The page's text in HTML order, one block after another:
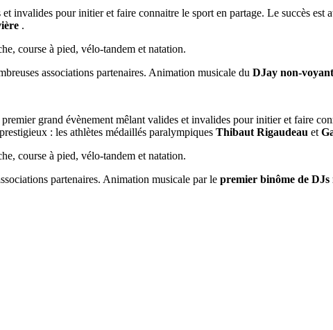
invalides pour initier et faire connaitre le sport en partage. Le succès est
.
course à pied, vélo-tandem et natation.
associations partenaires. Animation musicale du DJay non-
grand évènement mêlant valides et invalides pour initier et faire
: les athlètes médaillés paralympiques Thibaut Rigaudeau et
course à pied, vélo-tandem et natation.
partenaires. Animation musicale par le premier binôme de